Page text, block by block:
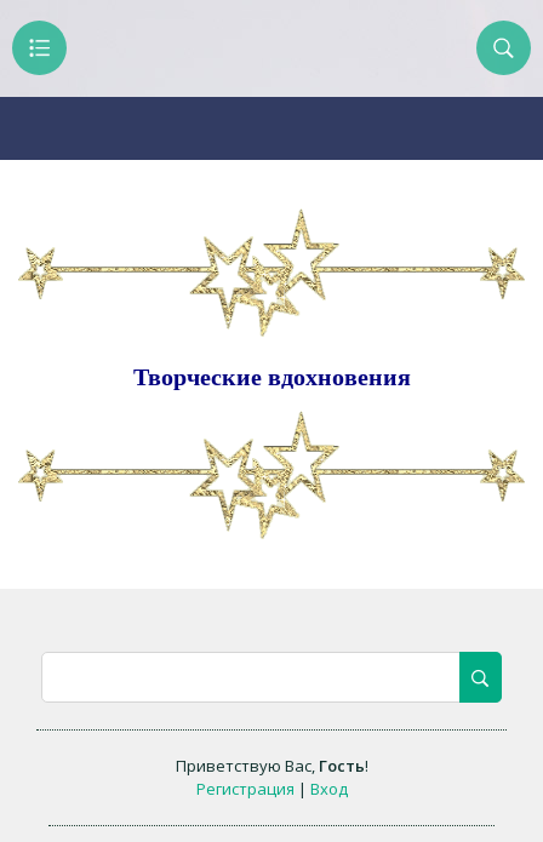
Творческие вдохновения
Приветствую Вас, Гость!
Регистрация | Вход